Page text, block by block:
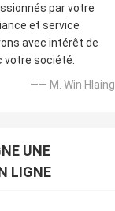
par votre
et service
avec intérêt de
votre société.
—— M. Win Hlaing
UNE
LIGNE